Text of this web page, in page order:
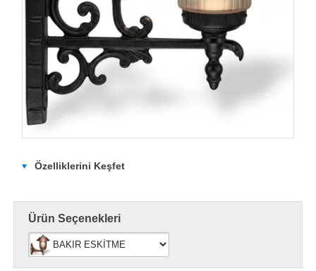
Özelliklerini Keşfet
Ürün Seçenekleri